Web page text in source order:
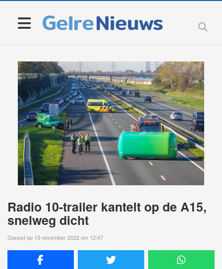
Radio 10-trailer kantelt op de A15,
snelweg dicht
Gepost op 13 november 2022 om 12:47